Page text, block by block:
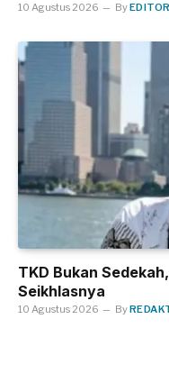
10 Agustus 2026 By
TKD Bukan
Seikhlasnya
10 Agustus 2026 By